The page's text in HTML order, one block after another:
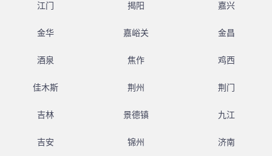
江门 揭阳 嘉兴
金华 嘉峪关 金昌
酒泉 焦作 鸡西
佳木斯 荆州 荆门
吉林 景德镇 九江
吉安 锦州 济南